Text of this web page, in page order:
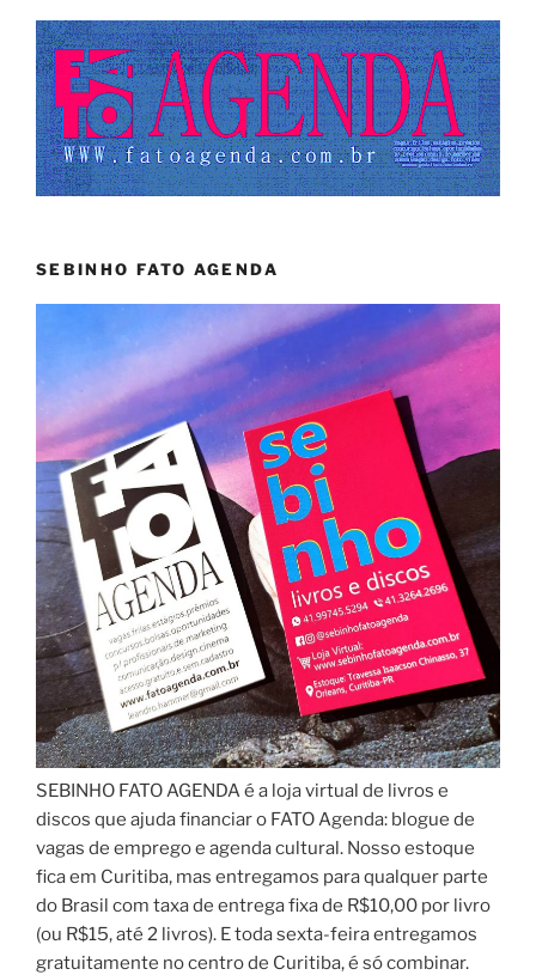
SEBINHO FATO AGENDA
SEBINHO FATO AGENDA é a loja virtual de livros e
discos que ajuda financiar o FATO Agenda: blogue de
vagas de emprego e agenda cultural. Nosso estoque
fica em Curitiba, mas entregamos para qualquer parte
do Brasil com taxa de entrega fixa de R$10,00 por livro
(ou R$15, até 2 livros). E toda sexta-feira entregamos
gratuitamente no centro de Curitiba, é só combinar.